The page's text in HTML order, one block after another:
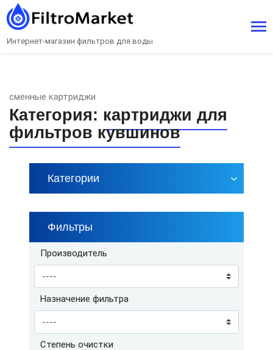
Интернет-магазин фильтров для воды
сменные картриджи
Категория: картриджи для
фильтров кувшинов
Категории
Фильтры
Производитель
Назначение фильтра
Степень очистки